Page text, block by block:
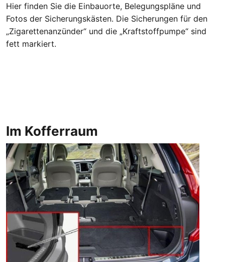
Hier finden Sie die Einbauorte, Belegungspläne und
Fotos der Sicherungskästen. Die Sicherungen für den
„Zigarettenanzünder“ und die „Kraftstoffpumpe“ sind
fett markiert.
Im Kofferraum